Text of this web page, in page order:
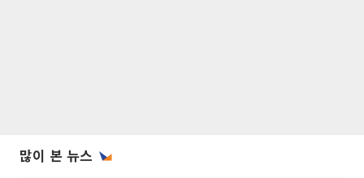
많이 본 뉴스